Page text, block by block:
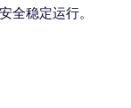
全稳定运行。